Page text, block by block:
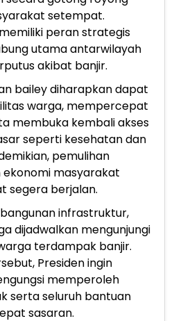
setempat.
peran strategis
utama antarwilayah
akibat banjir.
bailey diharapkan dapat
warga, mempercepat
membuka kembali akses
seperti kesehatan dan
pemulihan
ekonomi masyarakat
segera berjalan.
infrastruktur,
dijadwalkan mengunjungi
terdampak banjir.
Presiden ingin
memperoleh
serta seluruh bantuan
sasaran.